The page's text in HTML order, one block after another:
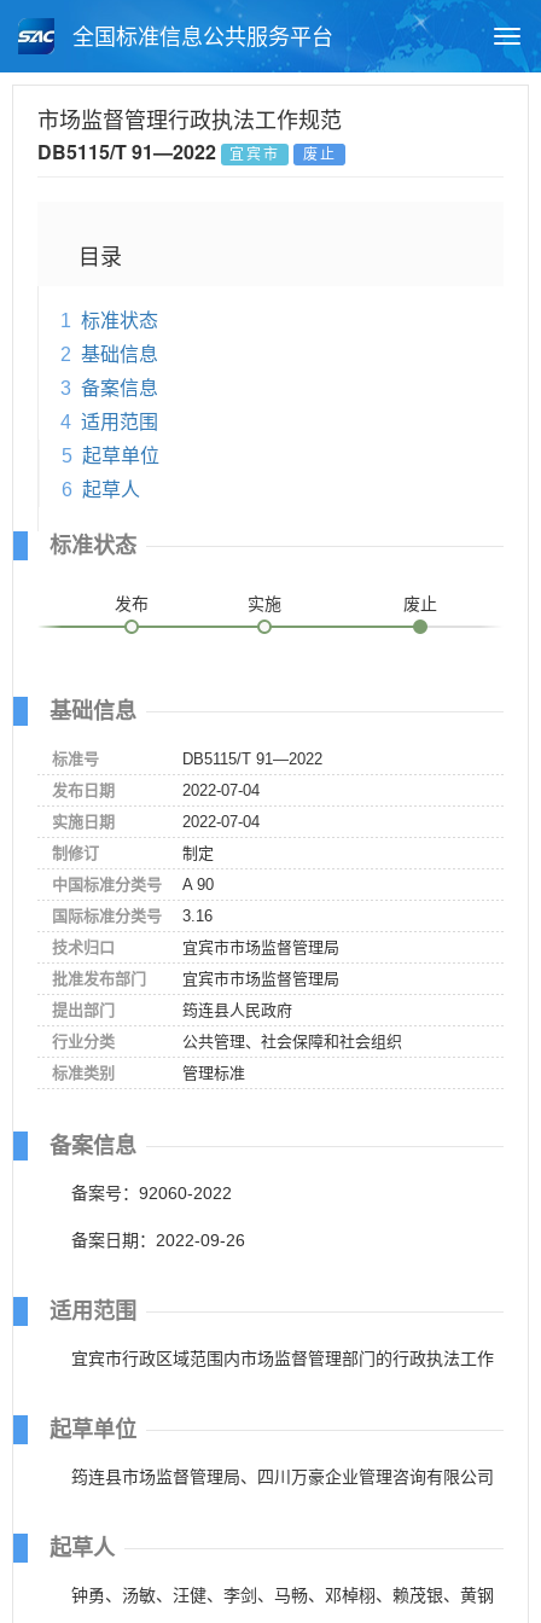
全国标准信息公共服务平台
月报查询 标准公告查询
市场监督管理行政执法工作规范
DB5115/T 91—2022 宜宾市 废止
目录
1 标准状态
2 基础信息
3 备案信息
4 适用范围
5 起草单位
6 起草人
标准状态
发布 实施 废止
基础信息
标准号
DB5115/T 91—2022
发布日期
2022-07-04
实施日期
2022-07-04
制修订
制定
中国标准分类号
A 90
国际标准分类号
3.16
技术归口
宜宾市市场监督管理局
批准发布部门
宜宾市市场监督管理局
提出部门
筠连县人民政府
行业分类
公共管理、社会保障和社会组织
标准类别
管理标准
备案信息
备案号：92060-2022
备案日期：2022-09-26
适用范围
宜宾市行政区域范围内市场监督管理部门的行政执法工作
起草单位
筠连县市场监督管理局、四川万豪企业管理咨询有限公司
起草人
钟勇、汤敏、汪健、李剑、马畅、邓棹栩、赖茂银、黄钢